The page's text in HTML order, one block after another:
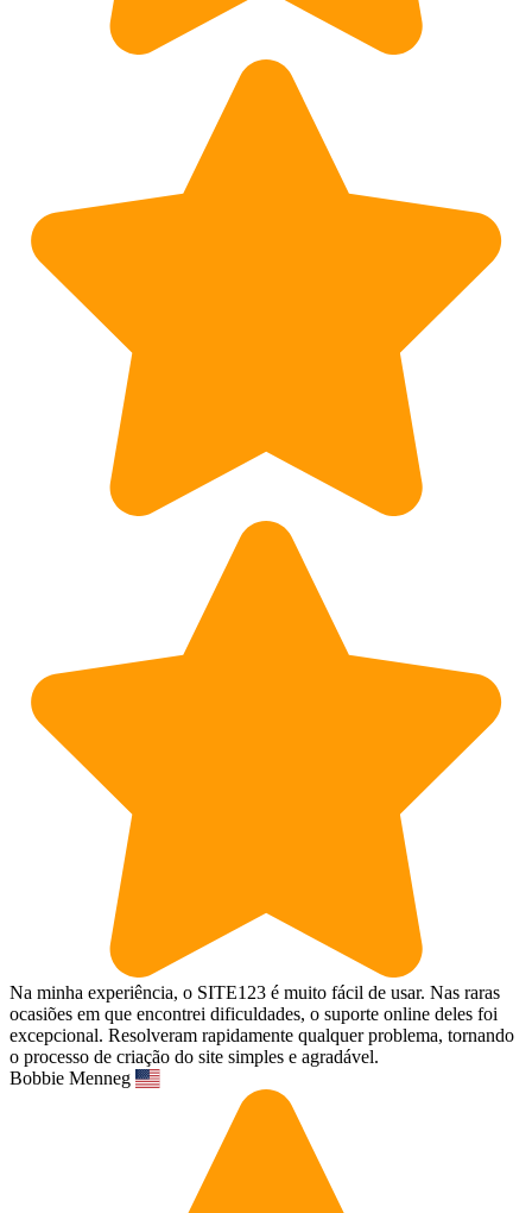
Na minha experiência, o SITE123 é muito fácil de usar. Nas raras
ocasiões em que encontrei dificuldades, o suporte online deles foi
excepcional. Resolveram rapidamente qualquer problema, tornando
o processo de criação do site simples e agradável.
Bobbie Menneg